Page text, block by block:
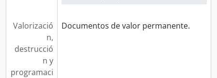
Valorizació
n,
destrucció
n y
programaci
Documentos de valor permanente.